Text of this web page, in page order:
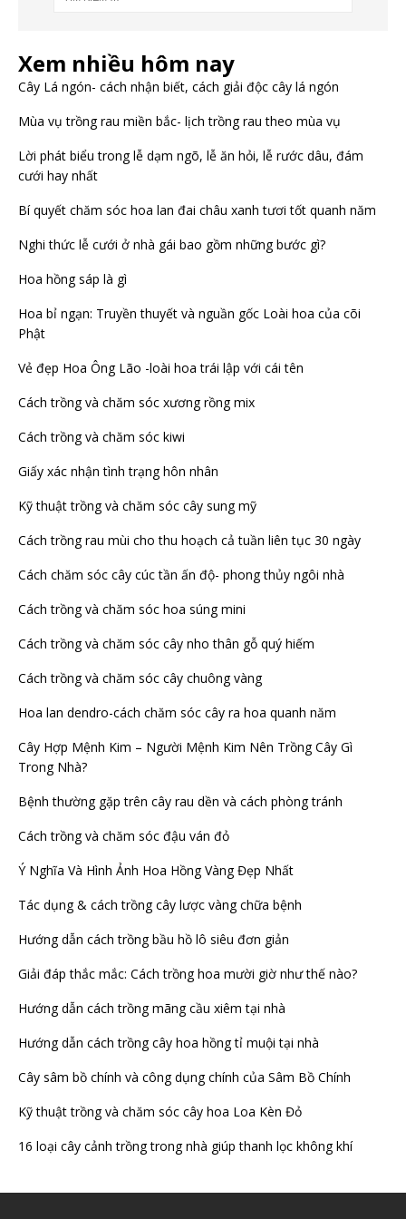
Xem nhiều hôm nay
Cây Lá ngón- cách nhận biết, cách giải độc cây lá ngón
Mùa vụ trồng rau miền bắc- lịch trồng rau theo mùa vụ
Lời phát biểu trong lễ dạm ngõ, lễ ăn hỏi, lễ rước dâu, đám
cưới hay nhất
Bí quyết chăm sóc hoa lan đai châu xanh tươi tốt quanh năm
Nghi thức lễ cưới ở nhà gái bao gồm những bước gì?
Hoa hồng sáp là gì
Hoa bỉ ngạn: Truyền thuyết và nguần gốc Loài hoa của cõi
Phật
Vẻ đẹp Hoa Ông Lão -loài hoa trái lập với cái tên
Cách trồng và chăm sóc xương rồng mix
Cách trồng và chăm sóc kiwi
Giấy xác nhận tình trạng hôn nhân
Kỹ thuật trồng và chăm sóc cây sung mỹ
Cách trồng rau mùi cho thu hoạch cả tuần liên tục 30 ngày
Cách chăm sóc cây cúc tần ấn độ- phong thủy ngôi nhà
Cách trồng và chăm sóc hoa súng mini
Cách trồng và chăm sóc cây nho thân gỗ quý hiếm
Cách trồng và chăm sóc cây chuông vàng
Hoa lan dendro-cách chăm sóc cây ra hoa quanh năm
Cây Hợp Mệnh Kim – Người Mệnh Kim Nên Trồng Cây Gì
Trong Nhà?
Bệnh thường gặp trên cây rau dền và cách phòng tránh
Cách trồng và chăm sóc đậu ván đỏ
Ý Nghĩa Và Hình Ảnh Hoa Hồng Vàng Đẹp Nhất
Tác dụng & cách trồng cây lược vàng chữa bệnh
Hướng dẫn cách trồng bầu hồ lô siêu đơn giản
Giải đáp thắc mắc: Cách trồng hoa mười giờ như thế nào?
Hướng dẫn cách trồng mãng cầu xiêm tại nhà
Hướng dẫn cách trồng cây hoa hồng tỉ muội tại nhà
Cây sâm bồ chính và công dụng chính của Sâm Bồ Chính
Kỹ thuật trồng và chăm sóc cây hoa Loa Kèn Đỏ
16 loại cây cảnh trồng trong nhà giúp thanh lọc không khí